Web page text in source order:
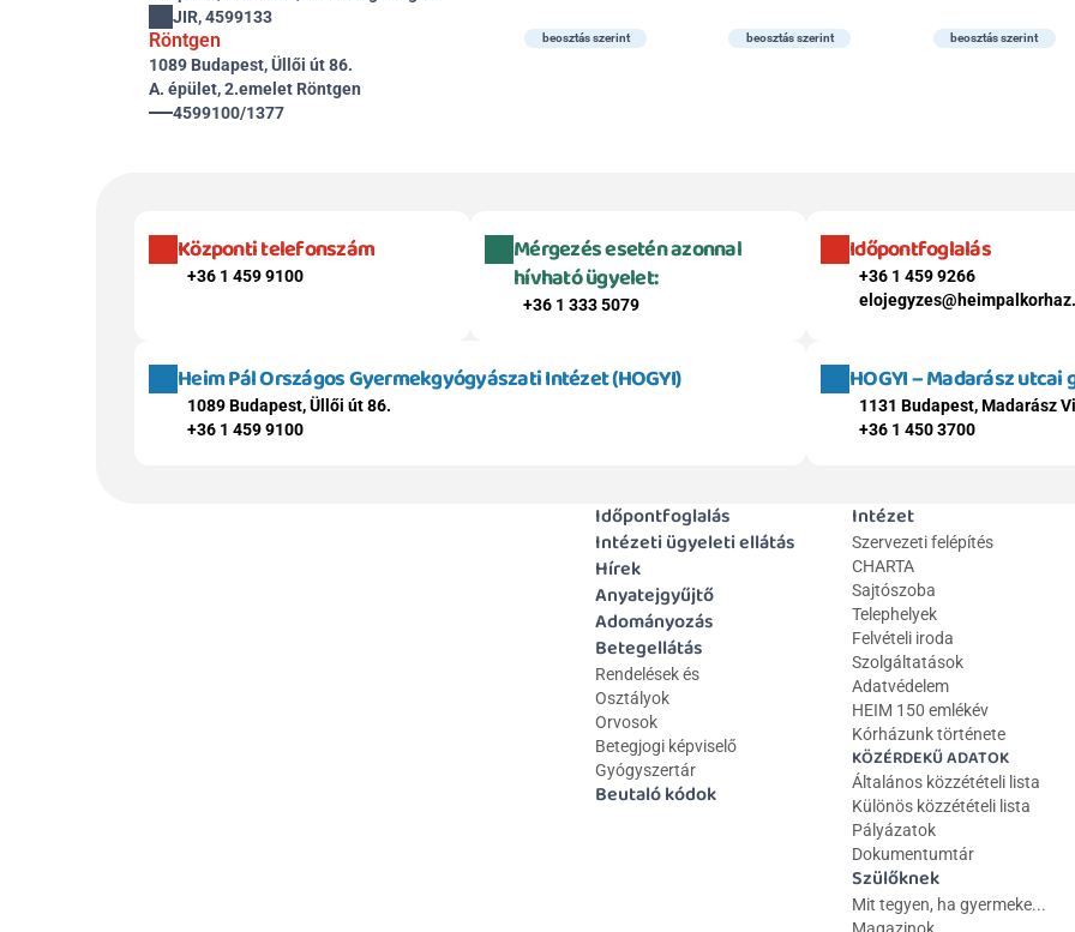
JIR, 4599133
Röntgen
1089 Budapest, Üllői út 86.
A. épület, 2.emelet Röntgen
4599100/1377
beosztás szerint beosztás szerint beosztás szerint
Központi telefonszám
+36 1 459 9100
Mérgezés esetén azonnal
hívható ügyelet:
+36 1 333 5079
Időpontfoglalás
+36 1 459 9266
Heim Pál Országos Gyermekgyógyászati Intézet (HOGYI)
1089 Budapest, Üllői út 86.
+36 1 459 9100
HOGYI – Madarász
1131 Budapest, Madarász
+36 1 450 3700
Időpontfoglalás
Intézeti ügyeleti ellátás
Hírek
Anyatejgyűjtő
Adományozás
Betegellátás
Rendelések és
Osztályok
Orvosok
Betegjogi képviselő
Gyógyszertár
Beutaló kódok
Intézet
Szervezeti felépítés
CHARTA
Sajtószoba
Telephelyek
Felvételi iroda
Szolgáltatások
Adatvédelem
HEIM 150 emlékév
Kórházunk története
KÖZÉRDEKŰ ADATOK
Általános közzétételi lista
Különös közzétételi lista
Pályázatok
Dokumentumtár
Szülőknek
Mit tegyen, ha gyermeke...